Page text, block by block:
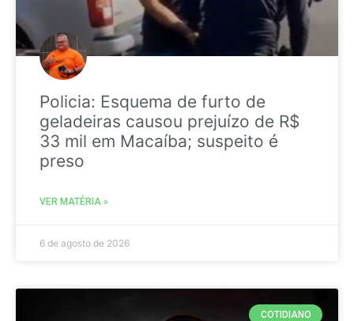
Policia: Esquema de furto de
geladeiras causou prejuízo de R$
33 mil em Macaíba; suspeito é
preso
VER MATÉRIA »
6 de agosto de 2026
COTIDIANO